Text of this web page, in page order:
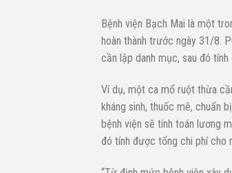
Bệnh viện Bạch Mai là một
hoàn thành trước ngày 31/8.
cần lập danh mục, sau đó
Ví dụ, một ca mổ ruột thừa
kháng sinh, thuốc mê, chuẩn
bệnh viện sẽ tính toán lương
đó tính được tổng chi phí cho